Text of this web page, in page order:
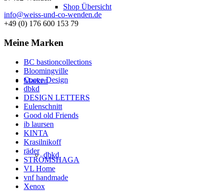
Shop Übersicht
Marken
dbkd
info@weiss-und-co-wenden.de
+49 (0) 176 600 153 79
Meine Marken
BC bastioncollections
Bloomingville
Cooee Design
dbkd
DESIGN LETTERS
Eulenschnitt
Good old Friends
ib laursen
KINTA
Krasilnikoff
räder
STRÖMSHAGA
VL Home
vnf handmade
Xenox